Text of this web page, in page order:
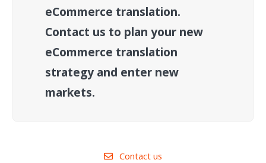
eCommerce translation.
Contact us to plan your new
eCommerce translation
strategy and enter new
markets.
Contact us